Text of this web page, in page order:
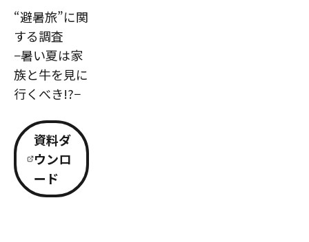
“避暑旅”に関
する調査
−暑い夏は家
族と牛を見に
行くべき!?−
資料ダ
ウンロ
ード